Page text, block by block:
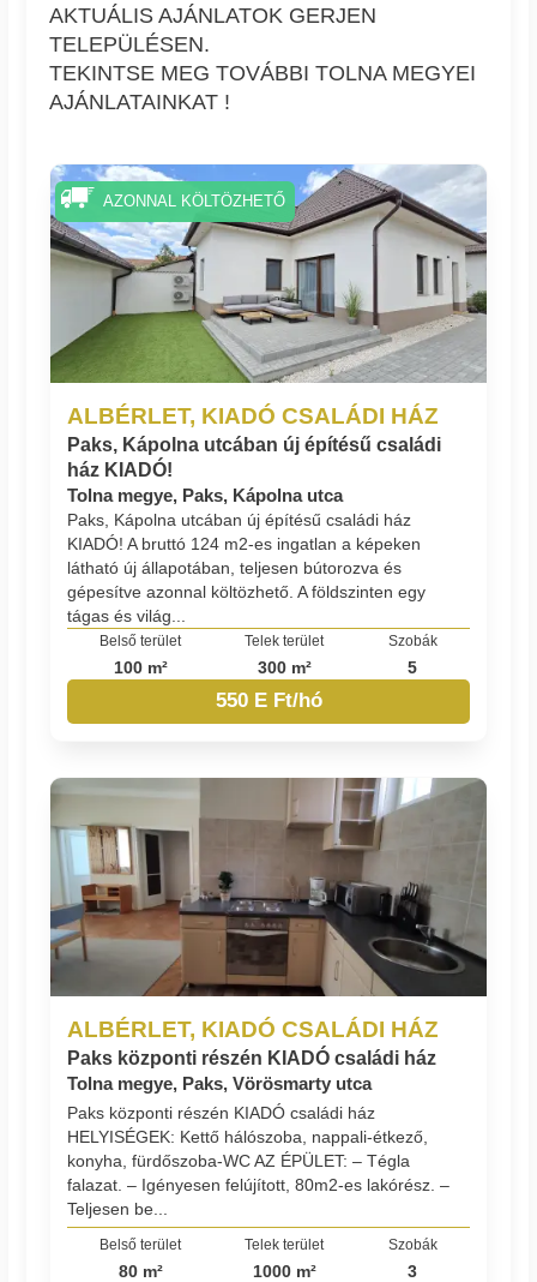
AKTUÁLIS AJÁNLATOK GERJEN
TELEPÜLÉSEN.
TEKINTSE MEG TOVÁBBI TOLNA MEGYEI
AJÁNLATAINKAT !
ALBÉRLET, KIADÓ CSALÁDI HÁZ
Paks, Kápolna utcában új építésű családi
ház KIADÓ!
Tolna megye, Paks, Kápolna utca
Paks, Kápolna utcában új építésű családi ház
KIADÓ! A bruttó 124 m2-es ingatlan a képeken
látható új állapotában, teljesen bútorozva és
gépesítve azonnal költözhető. A földszinten egy
tágas és világ...
Belső terület
100 m²
Telek terület
300 m²
Szobák
5
550 E Ft/hó
AZONNAL KÖLTÖZHETŐ
ALBÉRLET, KIADÓ CSALÁDI HÁZ
Paks központi részén KIADÓ családi ház
Tolna megye, Paks, Vörösmarty utca
Paks központi részén KIADÓ családi ház
HELYISÉGEK: Kettő hálószoba, nappali-étkező,
konyha, fürdőszoba-WC AZ ÉPÜLET: – Tégla
falazat. – Igényesen felújított, 80m2-es lakórész. –
Teljesen be...
Belső terület
80 m²
Telek terület
1000 m²
Szobák
3